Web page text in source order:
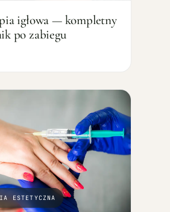
igłowa — kompletny
po zabiegu
ESTETYCZNA